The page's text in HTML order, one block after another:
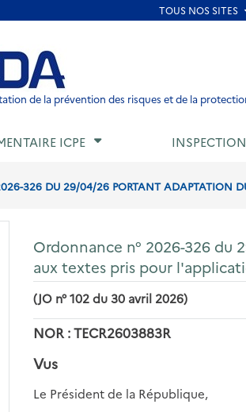
de page
de la prévention des risques et de la
ICPE
326 DU 29/04/26 PORTANT ADAPTATION
Ordonnance n° 2026-326
aux textes pris pour
(JO n° 102 du 30 avril 2026)
NOR : TECR2603883R
Vus
Le Président de la République,